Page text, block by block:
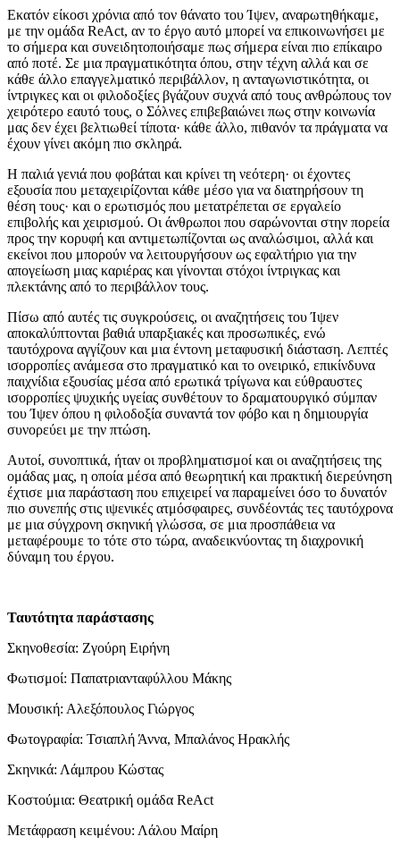
Εκατόν είκοσι χρόνια από τον θάνατο του Ίψεν, αναρωτηθήκαμε,
με την ομάδα ReAct, αν το έργο αυτό μπορεί να επικοινωνήσει με
το σήμερα και συνειδητοποιήσαμε πως σήμερα είναι πιο επίκαιρο
από ποτέ. Σε μια πραγματικότητα όπου, στην τέχνη αλλά και σε
κάθε άλλο επαγγελματικό περιβάλλον, η ανταγωνιστικότητα, οι
ίντριγκες και οι φιλοδοξίες βγάζουν συχνά από τους ανθρώπους τον
χειρότερο εαυτό τους, ο Σόλνες επιβεβαιώνει πως στην κοινωνία
μας δεν έχει βελτιωθεί τίποτα· κάθε άλλο, πιθανόν τα πράγματα να
έχουν γίνει ακόμη πιο σκληρά.
Η παλιά γενιά που φοβάται και κρίνει τη νεότερη· οι έχοντες
εξουσία που μεταχειρίζονται κάθε μέσο για να διατηρήσουν τη
θέση τους· και ο ερωτισμός που μετατρέπεται σε εργαλείο
επιβολής και χειρισμού. Οι άνθρωποι που σαρώνονται στην πορεία
προς την κορυφή και αντιμετωπίζονται ως αναλώσιμοι, αλλά και
εκείνοι που μπορούν να λειτουργήσουν ως εφαλτήριο για την
απογείωση μιας καριέρας και γίνονται στόχοι ίντριγκας και
πλεκτάνης από το περιβάλλον τους.
Πίσω από αυτές τις συγκρούσεις, οι αναζητήσεις του Ίψεν
αποκαλύπτονται βαθιά υπαρξιακές και προσωπικές, ενώ
ταυτόχρονα αγγίζουν και μια έντονη μεταφυσική διάσταση. Λεπτές
ισορροπίες ανάμεσα στο πραγματικό και το ονειρικό, επικίνδυνα
παιχνίδια εξουσίας μέσα από ερωτικά τρίγωνα και εύθραυστες
ισορροπίες ψυχικής υγείας συνθέτουν το δραματουργικό σύμπαν
του Ίψεν όπου η φιλοδοξία συναντά τον φόβο και η δημιουργία
συνορεύει με την πτώση.
Αυτοί, συνοπτικά, ήταν οι προβληματισμοί και οι αναζητήσεις της
ομάδας μας, η οποία μέσα από θεωρητική και πρακτική διερεύνηση
έχτισε μια παράσταση που επιχειρεί να παραμείνει όσο το δυνατόν
πιο συνεπής στις ιψενικές ατμόσφαιρες, συνδέοντάς τες ταυτόχρονα
με μια σύγχρονη σκηνική γλώσσα, σε μια προσπάθεια να
μεταφέρουμε το τότε στο τώρα, αναδεικνύοντας τη διαχρονική
δύναμη του έργου.
Ταυτότητα παράστασης
Σκηνοθεσία: Ζγούρη Ειρήνη
Φωτισμοί: Παπατριανταφύλλου Μάκης
Μουσική: Αλεξόπουλος Γιώργος
Φωτογραφία: Τσιαπλή Άννα, Μπαλάνος Ηρακλής
Σκηνικά: Λάμπρου Κώστας
Κοστούμια: Θεατρική ομάδα ReAct
Μετάφραση κειμένου: Λάλου Μαίρη